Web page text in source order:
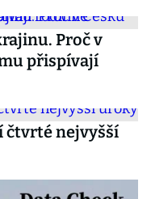
Proč v
přispívají
čtvrté nejvyšší